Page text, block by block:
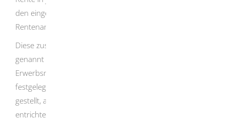
den eingezahlten Beiträgen zu einem geringeren
Rentenanspruch führen würde.
Diese zusätzliche fiktive Zeit wird Zurechnungszeit
genannt und ist die Zeit zwischen dem Eintritt der
Erwerbsminderung und einem bestimmten, gesetzlich
festgelegten Lebensalter. Hierdurch werden Sie so
gestellt, als ob Sie bis zu diesem Lebensalter Beiträge
entrichtet hätten.